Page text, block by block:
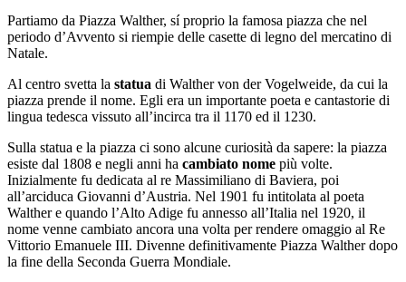
Partiamo da Piazza Walther, sí proprio la famosa piazza che nel
periodo d’Avvento si riempie delle casette di legno del mercatino di
Natale.
Al centro svetta la statua di Walther von der Vogelweide, da cui la
piazza prende il nome. Egli era un importante poeta e cantastorie di
lingua tedesca vissuto all’incirca tra il 1170 ed il 1230.
Sulla statua e la piazza ci sono alcune curiosità da sapere: la piazza
esiste dal 1808 e negli anni ha cambiato nome più volte.
Inizialmente fu dedicata al re Massimiliano di Baviera, poi
all’arciduca Giovanni d’Austria. Nel 1901 fu intitolata al poeta
Walther e quando l’Alto Adige fu annesso all’Italia nel 1920, il
nome venne cambiato ancora una volta per rendere omaggio al Re
Vittorio Emanuele III. Divenne definitivamente Piazza Walther dopo
la fine della Seconda Guerra Mondiale.